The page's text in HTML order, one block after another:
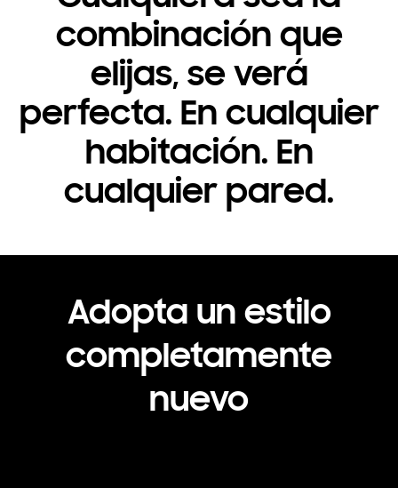
combinación que
elijas, se verá
perfecta. En cualquier
habitación. En
cualquier pared.
Adopta un estilo
completamente
nuevo